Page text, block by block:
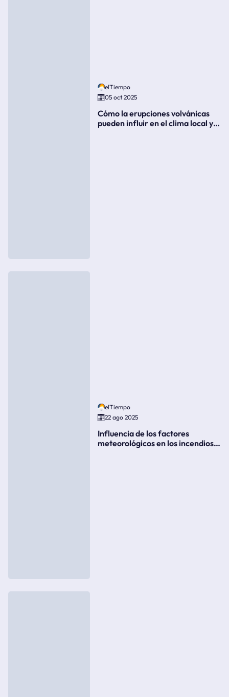
elTiempo
05 oct 2025
Cómo la erupciones volvánicas
pueden influir en el clima local y
elTiempo
22 ago 2025
Influencia de los factores
meteorológicos en los incendios